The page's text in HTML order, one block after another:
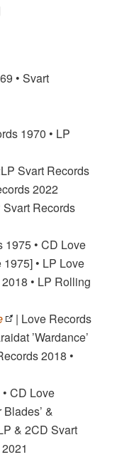
• Svart
1970 • LP
Svart Records
2022
Svart Records
1975 • CD Love
• LP Love
• LP Rolling
| Love Records
’Wardance’
2018 •
CD Love
&
& 2CD Svart